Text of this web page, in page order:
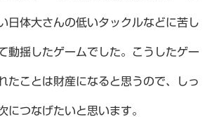
日体大さんの低いタックルなどに苦し
動揺したゲームでした。こうしたゲー
たことは財産になると思うので、しっ
につなげたいと思います。